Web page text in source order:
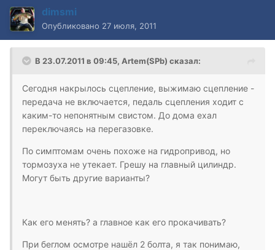
dimsmi
Опубликовано 27 июля, 2011
В 23.07.2011 в 09:45, Artem(SPb) сказал:
Сегодня накрылось сцепление, выжимаю сцепление -
передача не включается, педаль сцепления ходит с
каким-то непонятным свистом. До дома ехал
переключаясь на перегазовке.
По симптомам очень похоже на гидропривод, но
тормозуха не утекает. Грешу на главный цилиндр.
Могут быть другие варианты?
Как его менять? а главное как его прокачивать?
При беглом осмотре нашёл 2 болта, я так понимаю,